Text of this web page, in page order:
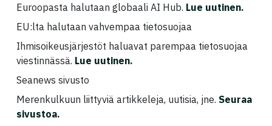
Euroopasta halutaan globaali AI Hub. Lue uutinen.
EU:lta halutaan vahvempaa tietosuojaa
Ihmisoikeusjärjestöt haluavat parempaa tietosuojaa
viestinnässä. Lue uutinen.
Seanews sivusto
Merenkulkuun liittyviä artikkeleja, uutisia, jne. Seuraa
sivustoa.